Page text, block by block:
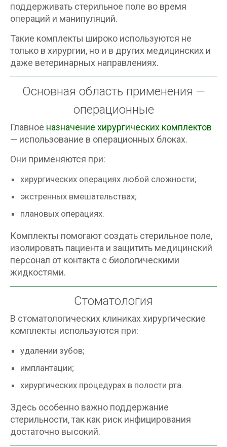
поддерживать стерильное поле во время
операций и манипуляций.
Такие комплекты широко используются не
только в хирургии, но и в других медицинских и
даже ветеринарных направлениях.
Основная область применения —
операционные
Главное назначение хирургических комплектов
— использование в операционных блоках.
Они применяются при:
хирургических операциях любой сложности;
экстренных вмешательствах;
плановых операциях.
Комплекты помогают создать стерильное поле,
изолировать пациента и защитить медицинский
персонал от контакта с биологическими
жидкостями.
Стоматология
В стоматологических клиниках хирургические
комплекты используются при:
удалении зубов;
имплантации;
хирургических процедурах в полости рта.
Здесь особенно важно поддержание
стерильности, так как риск инфицирования
достаточно высокий.